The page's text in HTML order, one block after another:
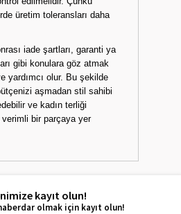
üretim toleransları daha
iade şartları, garanti ya
gibi konulara göz atmak
yardımcı olur. Bu şekilde
aşmadan stil sahibi
ve kadın terliği
bir parçaya yer
kayıt olun!